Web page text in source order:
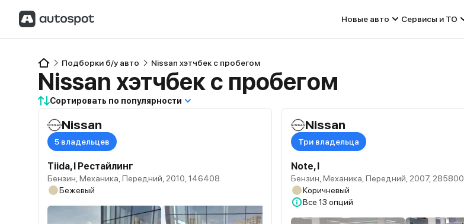
Новые авто Сервисы и ТО
Подборки б/у авто Nissan хэтчбек с пробегом
Nissan хэтчбек с пробегом
Сортировать по популярности
Nissan
5 владельцев
Tiida, I Рестайлинг
Бензин, Механика, Передний, 2010, 146408
Бежевый
Nissan
Три владельца
Note, I
Бензин, Механика, Передний, 2007, 285800
Коричневый
Все 13 опций